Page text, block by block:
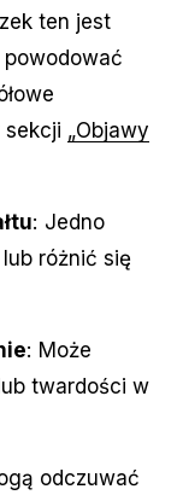
ten jest
sekcji „Objawy
: Jedno
różnić się
: Może
twardości w
odczuwać